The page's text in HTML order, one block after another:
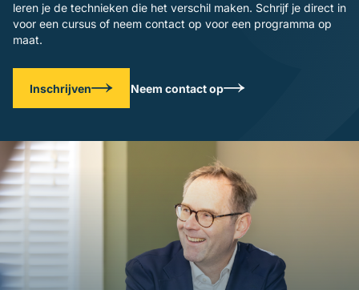
leren je de technieken die het verschil maken. Schrijf je direct in
voor een cursus of neem contact op voor een programma op
maat.
Inschrijven Neem contact op